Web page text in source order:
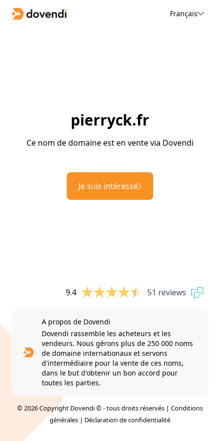
Français
pierryck.fr
Ce nom de domaine est en vente via Dovendi
Je suis intéressé
9.4 51 reviews
A propos de Dovendi
Dovendi rassemble les acheteurs et les
vendeurs. Nous gérons plus de 250 000 noms
de domaine internationaux et servons
d'intermédiaire pour la vente de ces noms,
dans le but d'obtenir un bon accord pour
toutes les parties.
© 2026 Copyright Dovendi © - tous droits réservés | Conditions
générales | Déclaration de confidentialité